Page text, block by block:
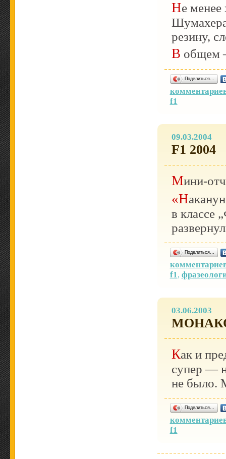
Не
резину,
В
Поделиться…
f1
09.03.2004
F1 2004
Мини-
«Накануне стартовал чемпионат мира по автогонкам
в классе
Поделиться…
f1,
03.06.2003
Как и предполагалось, гонка в Монако была просто
супер —
не было.
Поделиться…
f1